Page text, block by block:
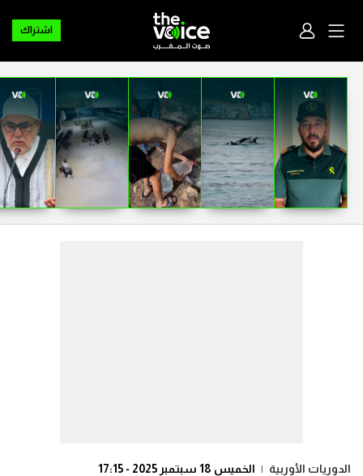
اشتراك
الدوريات الأوربية | الخميس 18 سبتمبر 2025 - 17:15